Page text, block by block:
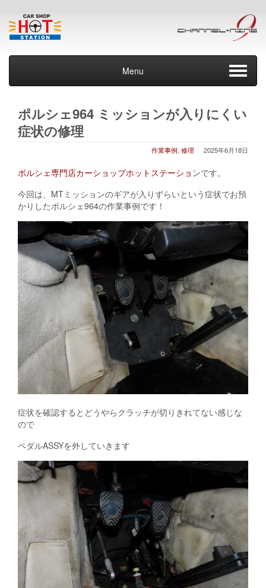
Menu
ポルシェ964 ミッションが入りにくい
症状の修理
2025年6月18日
作業事例, 修理
ポルシェ専門店カーショップホットステーショ ンです。
今回は、MTミッションのギアが入りずらいという症状でお預
かりしたポルシェ964の作業事例です！
症状を確認するとどうやらクラッチが切りきれてない感じな
ので
ペダルASSYを外していきます